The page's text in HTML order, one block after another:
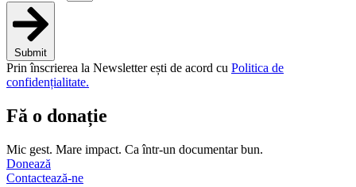
Submit
Prin înscrierea la Newsletter ești de acord cu Politica de
confidențialitate.
Fă o donație
Mic gest. Mare impact. Ca într-un documentar bun.
Donează
Contactează-ne